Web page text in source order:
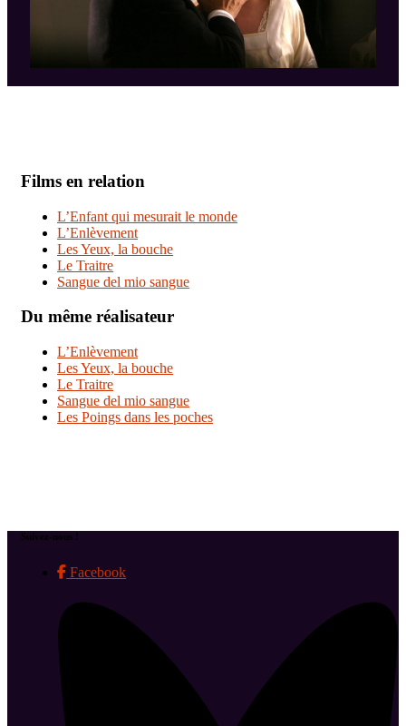
Films en relation
L’Enfant qui mesurait le monde
L’Enlèvement
Les Yeux, la bouche
Le Traitre
Sangue del mio sangue
Du même réalisateur
L’Enlèvement
Les Yeux, la bouche
Le Traitre
Sangue del mio sangue
Les Poings dans les poches
Suivez-nous !
Facebook